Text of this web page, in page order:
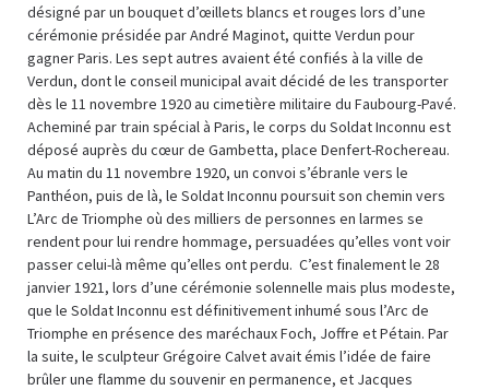
désigné par un bouquet d’œillets blancs et rouges lors d’une
cérémonie présidée par André Maginot, quitte Verdun pour
gagner Paris. Les sept autres avaient été confiés à la ville de
Verdun, dont le conseil municipal avait décidé de les transporter
dès le 11 novembre 1920 au cimetière militaire du Faubourg-Pavé.
Acheminé par train spécial à Paris, le corps du Soldat Inconnu est
déposé auprès du cœur de Gambetta, place Denfert-Rochereau.
Au matin du 11 novembre 1920, un convoi s’ébranle vers le
Panthéon, puis de là, le Soldat Inconnu poursuit son chemin vers
L’Arc de Triomphe où des milliers de personnes en larmes se
rendent pour lui rendre hommage, persuadées qu’elles vont voir
passer celui-là même qu’elles ont perdu. C’est finalement le 28
janvier 1921, lors d’une cérémonie solennelle mais plus modeste,
que le Soldat Inconnu est définitivement inhumé sous l’Arc de
Triomphe en présence des maréchaux Foch, Joffre et Pétain. Par
la suite, le sculpteur Grégoire Calvet avait émis l’idée de faire
brûler une flamme du souvenir en permanence, et Jacques